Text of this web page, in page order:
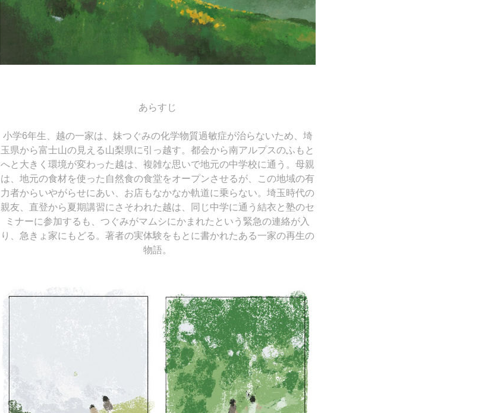
あらすじ
小学6年生、越の一家は、妹つぐみの化学物質過敏症が治らないため、埼
玉県から富士山の見える山梨県に引っ越す。都会から南アルプスのふもと
へと大きく環境が変わった越は、複雑な思いで地元の中学校に通う。母親
は、地元の食材を使った自然食の食堂をオープンさせるが、この地域の有
力者からいやがらせにあい、お店もなかなか軌道に乗らない。埼玉時代の
親友、直登から夏期講習にさそわれた越は、同じ中学に通う結衣と塾のセ
ミナーに参加するも、つぐみがマムシにかまれたという緊急の連絡が入
り、急きょ家にもどる。著者の実体験をもとに書かれたある一家の再生の
物語。